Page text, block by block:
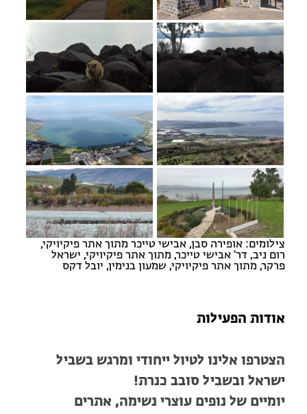
צילומים: אופירה סבן, אבישי טייכר מתוך אתר פיקיויקי,
רום ניב, דר' אבישי טייכר, מתוך אתר פיקיויקי, ישראל
פרקר, מתוך אתר פיקיויקי, שמעון בנימין, יובל דקס
אודות הפעילות
הצטרפו אלינו לטיול ייחודי ומרגש בשביל
ישראל ובשביל סובב כנרת!
יומיים של נופים עוצרי נשימה, אתרים